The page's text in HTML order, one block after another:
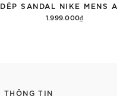
1.999.000₫
THÔNG TIN